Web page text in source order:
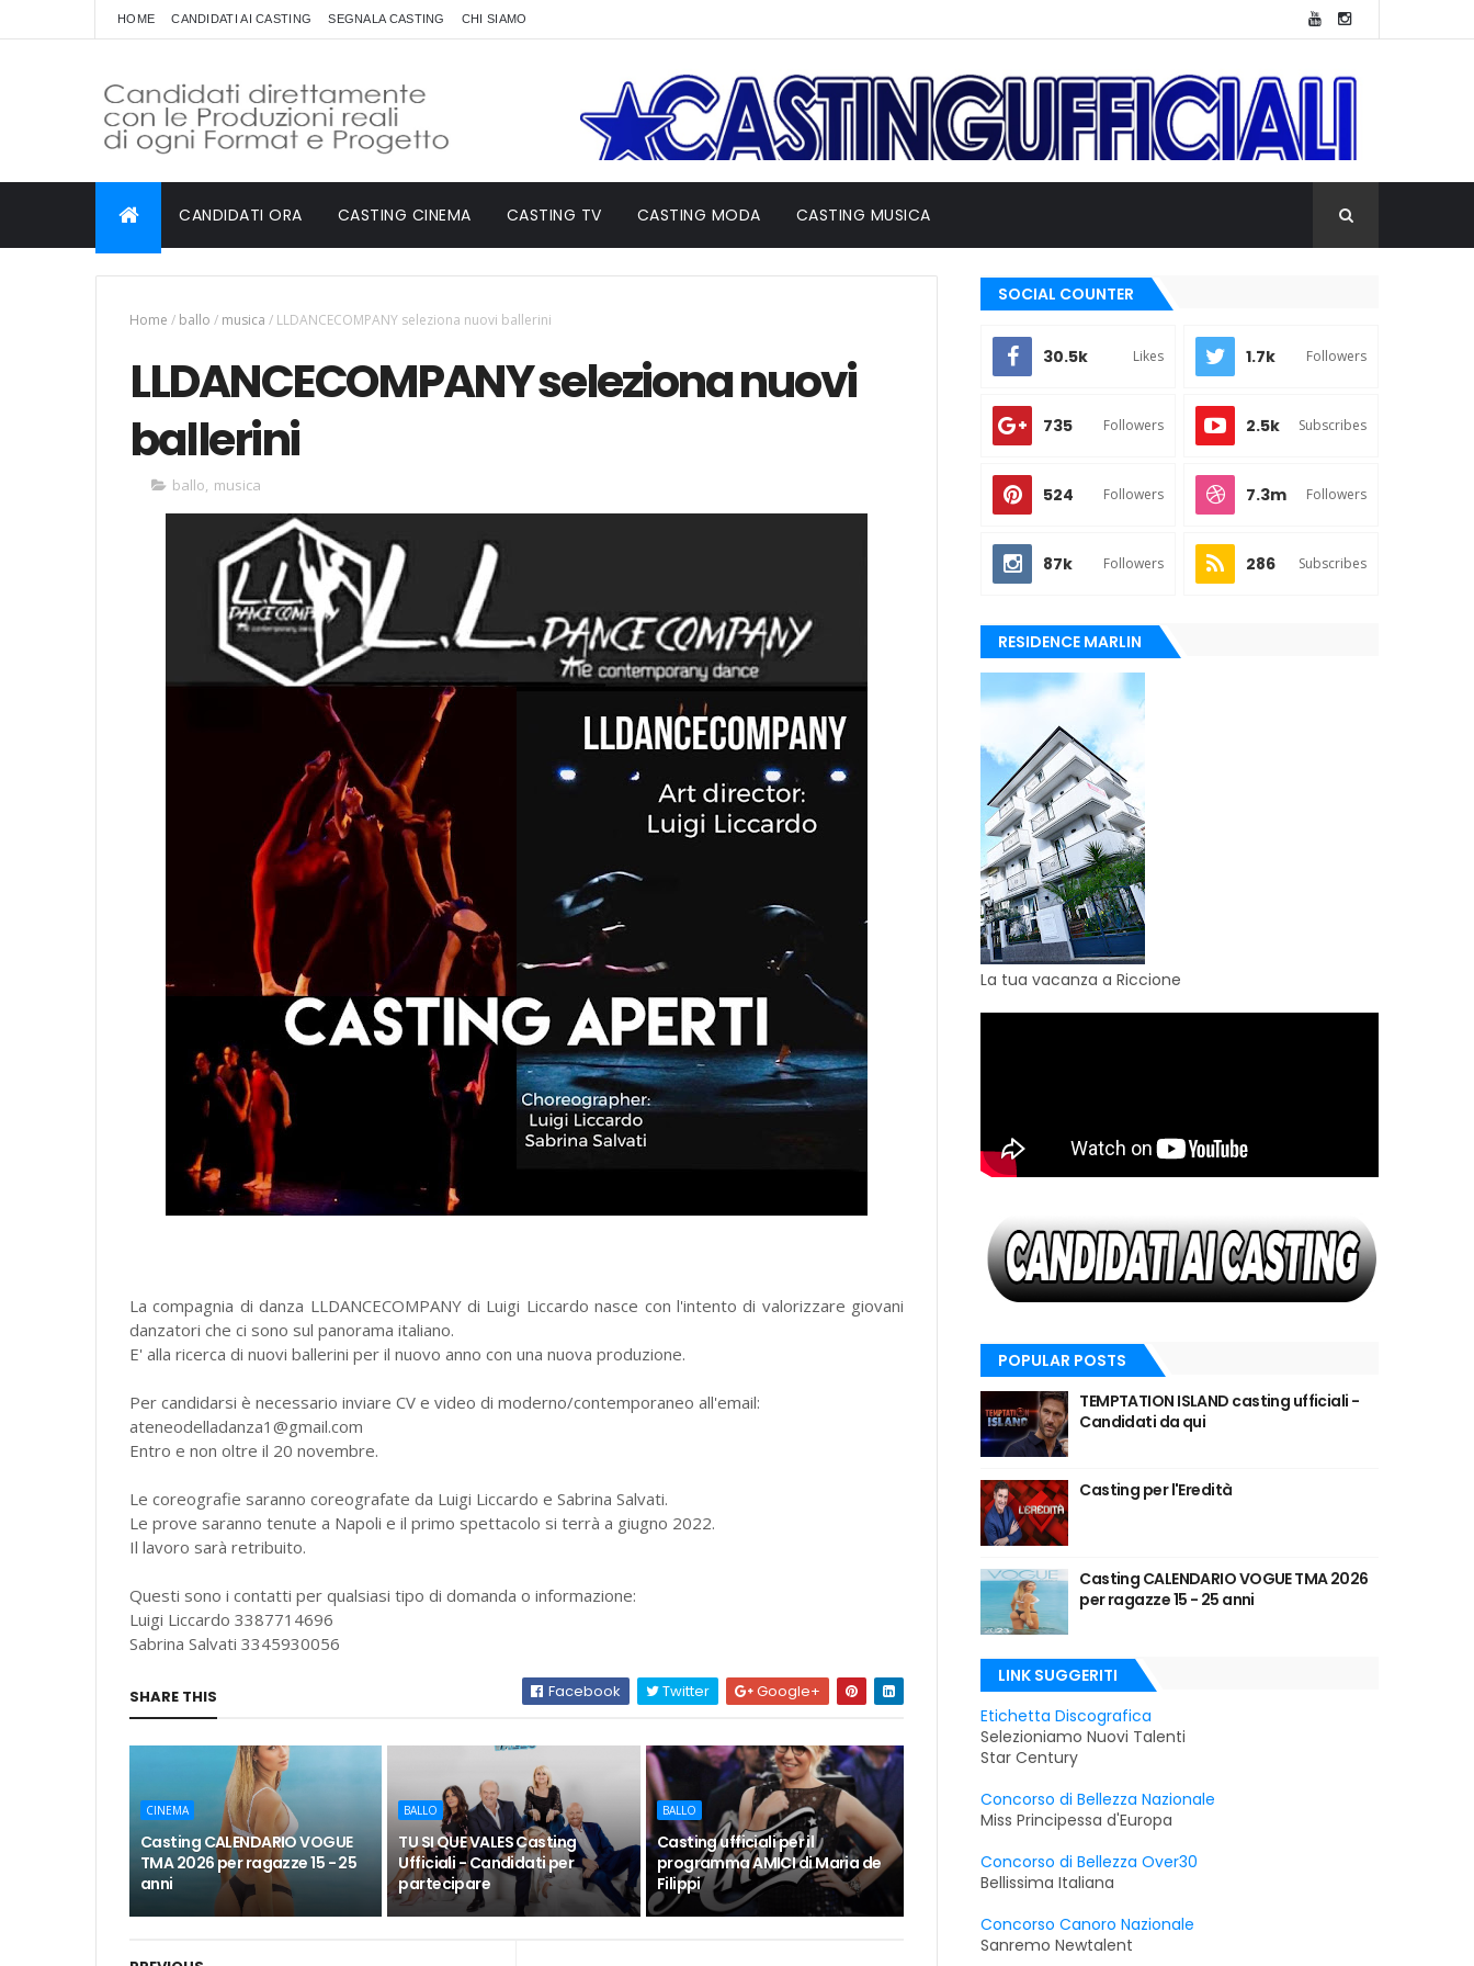
HOME CANDIDATI AI CASTING SEGNALA CASTING CHI SIAMO
CANDIDATI ORA CASTING CINEMA CASTING TV CASTING MODA CASTING MUSICA
Home / ballo / musica / LLDANCECOMPANY seleziona nuovi ballerini
LLDANCECOMPANY seleziona nuovi
ballerini
ballo, musica
La compagnia di danza LLDANCECOMPANY di Luigi Liccardo nasce con l'intento di valorizzare giovani
danzatori che ci sono sul panorama italiano.
E' alla ricerca di nuovi ballerini per il nuovo anno con una nuova produzione.
Per candidarsi è necessario inviare CV e video di moderno/contemporaneo all'email:
ateneodelladanza1@gmail.com
Entro e non oltre il 20 novembre.
Le coreografie saranno coreografate da Luigi Liccardo e Sabrina Salvati.
Le prove saranno tenute a Napoli e il primo spettacolo si terrà a giugno 2022.
Il lavoro sarà retribuito.
Questi sono i contatti per qualsiasi tipo di domanda o informazione:
Luigi Liccardo 3387714696
Sabrina Salvati 3345930056
SHARE THIS Facebook Twitter Google+
CINEMA
Casting CALENDARIO VOGUE
TMA 2026 per ragazze 15 - 25
anni
BALLO
TU SI QUE VALES Casting
Ufficiali - Candidati per
partecipare
BALLO
Casting ufficiali per il
programma AMICI di Maria de
Filippi
SOCIAL COUNTER
30.5k Likes 1.7k Followers
735 Followers 2.5k Subscribes
524 Followers 7.3m Followers
87k Followers 286 Subscribes
RESIDENCE MARLIN
La tua vacanza a Riccione
POPULAR POSTS
TEMPTATION ISLAND casting ufficiali -
Candidati da qui
Casting per l'Eredità
Casting CALENDARIO VOGUE TMA 2026
per ragazze 15 - 25 anni
LINK SUGGERITI
Etichetta Discografica
Selezioniamo Nuovi Talenti
Star Century
Concorso di Bellezza Nazionale
Miss Principessa d'Europa
Concorso di Bellezza Over30
Bellissima Italiana
Concorso Canoro Nazionale
Sanremo Newtalent